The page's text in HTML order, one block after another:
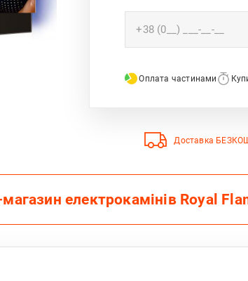
Оплата частинами
Доставка
електрокамінів Royal